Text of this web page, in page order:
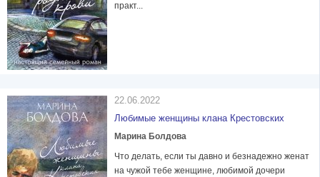
практ...
22.06.2022
Любимые женщины клана Крестовских
Марина Болдова
Что делать, если ты давно и безнадежно женат
на чужой тебе женщине, любимой дочери